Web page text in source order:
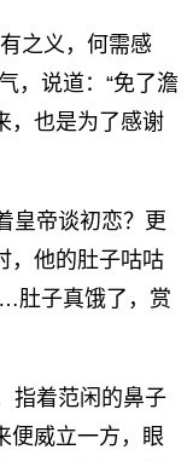
之义，何需感
，说道：“免了澹
，也是为了感谢
皇帝谈初恋？更
，他的肚子咕咕
肚子真饿了，赏
指着范闲的鼻子
便威立一方，眼